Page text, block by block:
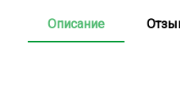
Описание